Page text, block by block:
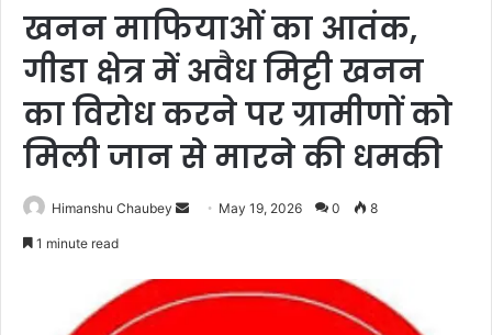
खनन माफियाओं का आतंक,
गीडा क्षेत्र में अवैध मिट्टी खनन
का विरोध करने पर ग्रामीणों को
मिली जान से मारने की धमकी
Himanshu Chaubey May 19, 2026 0 8
1 minute read